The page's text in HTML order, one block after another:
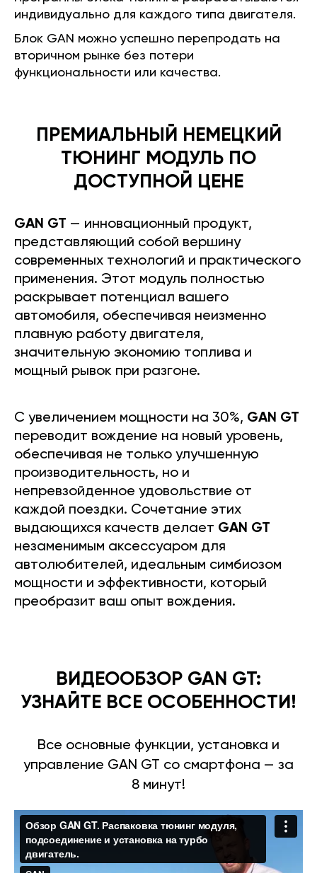
индивидуально для каждого типа двигателя.
Блок GAN можно успешно перепродать на
вторичном рынке без потери
функциональности или качества.
ПРЕМИАЛЬНЫЙ НЕМЕЦКИЙ
ТЮНИНГ МОДУЛЬ ПО
ДОСТУПНОЙ ЦЕНЕ
GAN GT — инновационный продукт,
представляющий собой вершину
современных технологий и практического
применения. Этот модуль полностью
раскрывает потенциал вашего
автомобиля, обеспечивая неизменно
плавную работу двигателя,
значительную экономию топлива и
мощный рывок при разгоне.
С увеличением мощности на 30%, GAN GT
переводит вождение на новый уровень,
обеспечивая не только улучшенную
производительность, но и
непревзойденное удовольствие от
каждой поездки. Сочетание этих
выдающихся качеств делает GAN GT
незаменимым аксессуаром для
автолюбителей, идеальным симбиозом
мощности и эффективности, который
преобразит ваш опыт вождения.
ВИДЕООБЗОР GAN GT:
УЗНАЙТЕ ВСЕ ОСОБЕННОСТИ!
Все основные функции, установка и
управление GAN GT со смартфона — за
8 минут!